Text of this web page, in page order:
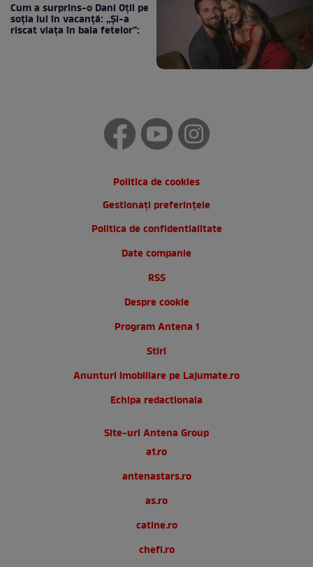
Cum a surprins-o Dani Oțil pe
soția lui în vacanță: „Și-a
riscat viața în baia fetelor”:
Politica de cookies
Gestionați preferințele
Politica de confidentialitate
Date companie
RSS
Despre cookie
Program Antena 1
Stiri
Anunturi imobiliare pe Lajumate.ro
Echipa redactionala
Site-uri Antena Group
a1.ro
antenastars.ro
as.ro
catine.ro
chefi.ro